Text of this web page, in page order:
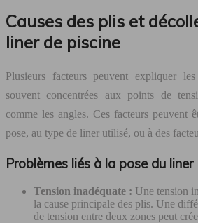
Causes des plis et
liner de piscine
Plusieurs facteurs peuvent expliquer
souvent concentrées aux points de
comme les angles. Ces facteurs peuvent
pose, au type de liner utilisé, ou à des
Problèmes liés à la pose du liner
Tension inadéquate : Une tension
la cause principale des plis. Une
de tension entre deux zones peut